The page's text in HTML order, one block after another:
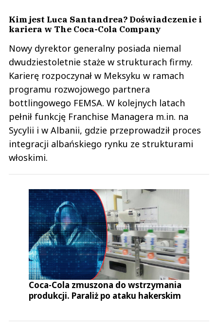
Kim jest Luca Santandrea? Doświadczenie i
kariera w The Coca-Cola Company
Nowy dyrektor generalny posiada niemal
dwudziestoletnie staże w strukturach firmy.
Karierę rozpoczynał w Meksyku w ramach
programu rozwojowego partnera
bottlingowego FEMSA. W kolejnych latach
pełnił funkcję Franchise Managera m.in. na
Sycylii i w Albanii, gdzie przeprowadził proces
integracji albańskiego rynku ze strukturami
włoskimi.
Coca-Cola zmuszona do wstrzymania
produkcji. Paraliż po ataku hakerskim